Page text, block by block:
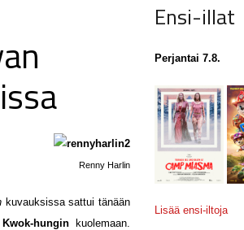
Renny Harlin
kuvauksissa sattui tänään
hunginkuolemaan.
Ensi-illat
Perjantai 7.8.
Lisää ensi-iltoja